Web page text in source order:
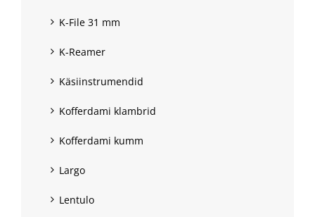
K-File 31 mm
K-Reamer
Käsiinstrumendid
Kofferdami klambrid
Kofferdami kumm
Largo
Lentulo